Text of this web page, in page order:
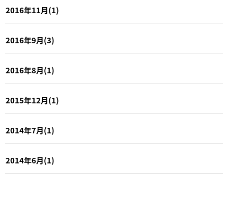
2016年11月(1)
2016年9月(3)
2016年8月(1)
2015年12月(1)
2014年7月(1)
2014年6月(1)